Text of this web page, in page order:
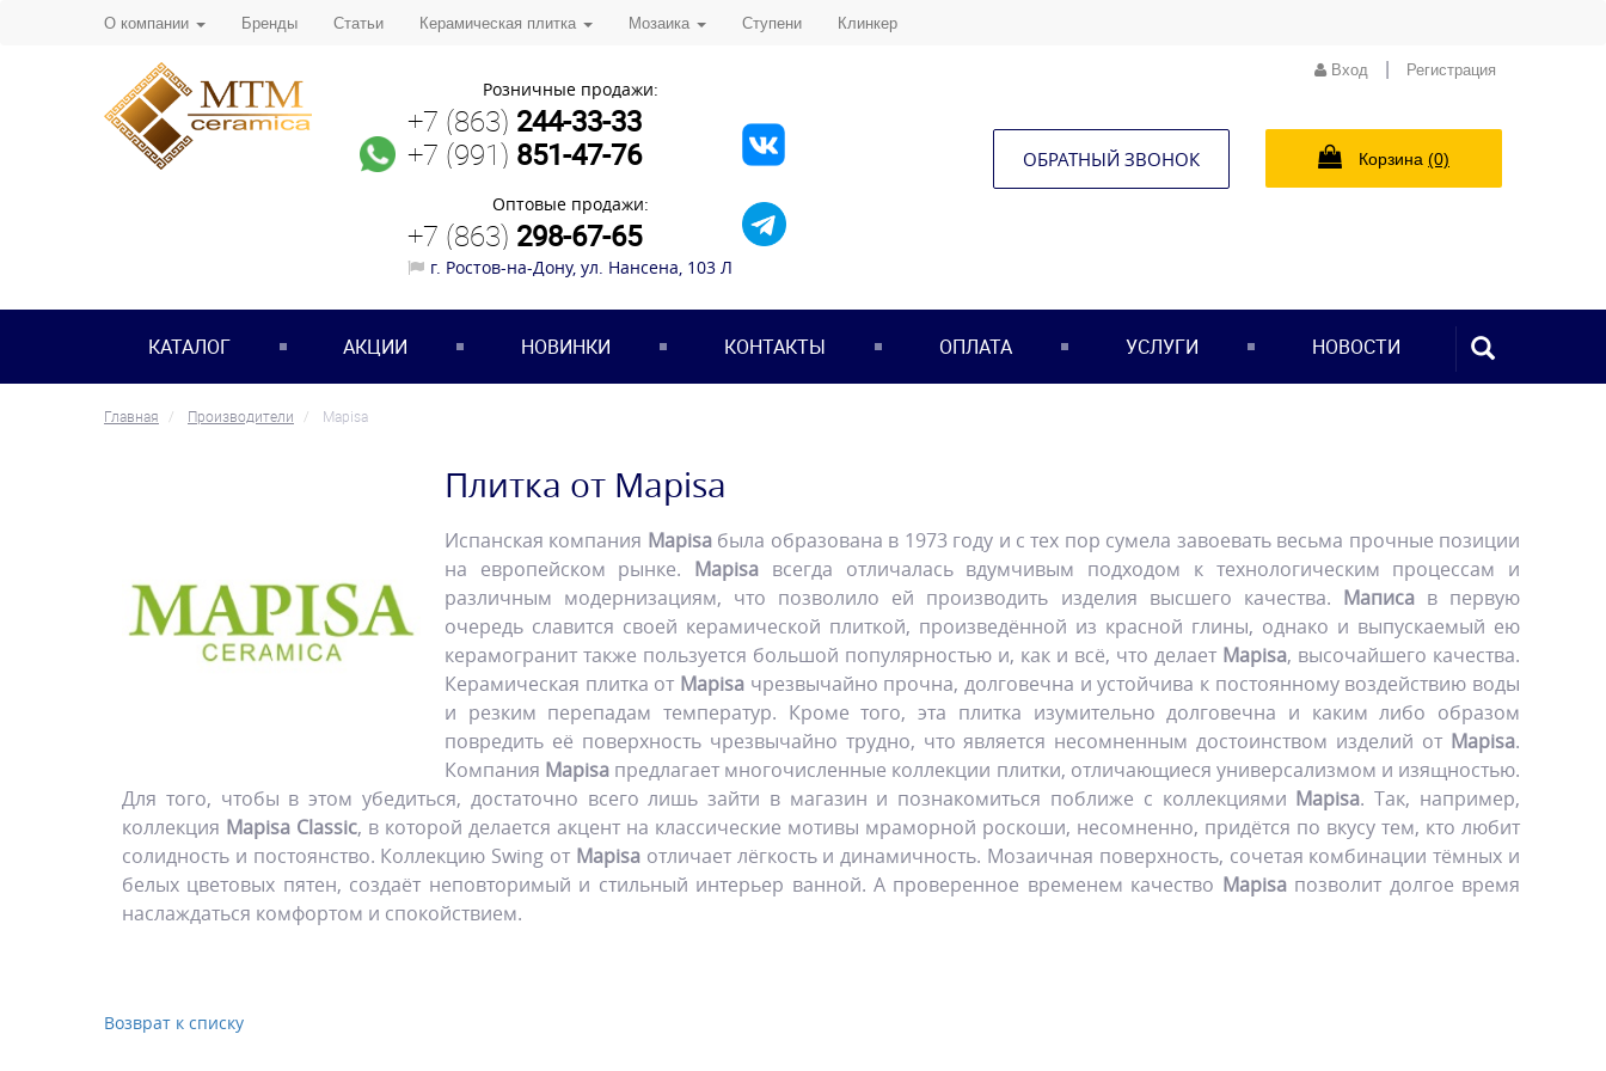
О компании Бренды Статьи Керамическая плитка Мозаика Ступени Клинкер
Вход Регистрация
Розничные продажи:
+7 (863) 244-33-33
+7 (991) 851-47-76
Оптовые продажи:
+7 (863) 298-67-65
г. Ростов-на-Дону, ул. Нансена, 103 Л
ОБРАТНЫЙ ЗВОНОК Корзина (0)
КАТАЛОГ АКЦИИ НОВИНКИ КОНТАКТЫ ОПЛАТА УСЛУГИ НОВОСТИ
Главная Производители Mapisa
Плитка от Mapisa
Испанская компания Mapisaбыла образована в 1973 году и с тех пор сумела завоевать весьма прочные позиции
на европейском рынке. Mapisa всегда отличалась вдумчивым подходом к технологическим процессам и
различным модернизациям, что позволило ей производить изделия высшего качества. Маписав первую
очередь славится своей керамической плиткой, произведённой из красной глины, однако и выпускаемый ею
керамогранит также пользуется большой популярностью и, как и всё, что делает Mapisa, высочайшего качества.
Керамическая плитка от Mapisa чрезвычайно прочна, долговечна и устойчива к постоянному воздействию воды
и резким перепадам температур. Кроме того, эта плитка изумительно долговечна и каким либо образом
повредить её поверхность чрезвычайно трудно, что является несомненным достоинством изделий от Mapisa.
Компания Mapisa предлагает многочисленные коллекции плитки, отличающиеся универсализмом и изящностью.
Для того, чтобы в этом убедиться, достаточно всего лишь зайти в магазин и познакомиться поближе с коллекциями Mapisa. Так, например,
коллекция Mapisa Classic, в которой делается акцент на классические мотивы мраморной роскоши, несомненно, придётся по вкусу тем, кто любит
солидность и постоянство. Коллекцию Swing от Mapisaотличает лёгкость и динамичность. Мозаичная поверхность, сочетая комбинации тёмных и
белых цветовых пятен, создаёт неповторимый и стильный интерьер ванной. А проверенное временем качество Mapisaпозволит долгое время
наслаждаться комфортом и спокойствием.
Возврат к списку